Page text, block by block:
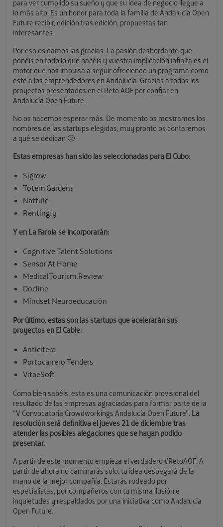
para ver cumplido su sueño y que su idea de negocio llegue a
lo más alto. Es un honor para toda la familia de Andalucía Open
Future recibir, edición tras edición, propuestas tan
interesantes.
Por eso os damos las gracias. La pasión desbordante que
ponéis en todo lo que hacéis y vuestra implicación infinita es el
motor que nos impulsa a seguir ofreciendo un programa como
este a los emprendedores en Andalucía. Gracias a todos los
proyectos presentados en el Reto AOF por confiar en
Andalucía Open Future.
No os hacemos esperar más. De momento os mostramos los
nombres de las startups elegidas, muy pronto os contaremos
a qué se dedican 🙂
Estas empresas han sido las seleccionadas para El Cubo:
Sigrow
Totem Gardens
Nattule
Rentingfy
Y en La Farola se incorporarán:
Cognitive Talent Solutions
Sensor At Home
MedicalTourism.Review
Docline
Mindset Neuroeducación
Por último, estas son las startups que acelerarán sus
proyectos en El Cable:
Anticitera
Portocarrero Tenders
VitaeSoft
Como bien sabéis, esta es una comunicación provisional del
resultado de las empresas agraciadas para formar parte de la
“V Convocatoria Crowdworkings Andalucía Open Future”. La
resolución será definitiva el jueves 21 de diciembre tras
atender las posibles alegaciones que se hayan podido
presentar.
A partir de este momento empieza el verdadero #RetoAOF. A
partir de ahora no caminarás solo, tu idea despegará de la
mano de la mejor compañía. Estarás rodeado por
especialistas, por compañeros con tu misma ilusión e
inquietudes y respaldados por una iniciativa como Andalucía
Open Future.